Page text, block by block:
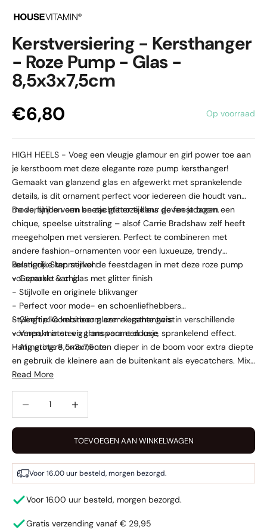
Kerstversiering - Kersthanger
- Roze Pump - Glas -
8,5x3x7,5cm
Aanbiedingsprijs
€6,80 Op voorraad
HIGH HEELS - Voeg een vleugje glamour en girl power toe aan
je kerstboom met deze elegante roze pump kersthanger!
Gemaakt van glanzend glas en afgewerkt met sprankelende
details, is dit ornament perfect voor iedereen die houdt van
mode, stijl en een beetje glitter tijdens de feestdagen.
De verfijnde vorm en zachte roze kleur geven je boom een
chique, speelse uitstraling – alsof Carrie Bradshaw zelf heeft
meegeholpen met versieren. Perfect te combineren met
andere fashion-ornamenten voor een luxueuze, trendy
kerstlook. Stap stijlvol de feestdagen in met deze roze pump
vol sparkle & chic
Belangrijke kenmerken:
- Gemaakt van glas met glitter finish
- Stijlvolle en originele blikvanger
- Perfect voor mode- en schoenliefhebbers
- Geeft elke kerstboom een elegante twist
- Verpakt in stevig transparant doosje
- Afmeting: 8,5x3x7,5cm
Stylingtip: Combineer glazen kersthangers in verschillende
vormen, maten en glans voor een luxe, sprankelend effect.
Hang grotere ornamenten dieper in de boom voor extra diepte
en gebruik de kleinere aan de buitenkant als eyecatchers. Mix
met fluwelen linten of glinsterende takjes voor een stijlvolle,
Read More
TOEVOEGEN AAN WINKELWAGEN
Voor 16.00 uur besteld, morgen bezorgd.
Voor 16.00 uur besteld, morgen bezorgd.
Gratis verzending vanaf € 29,95